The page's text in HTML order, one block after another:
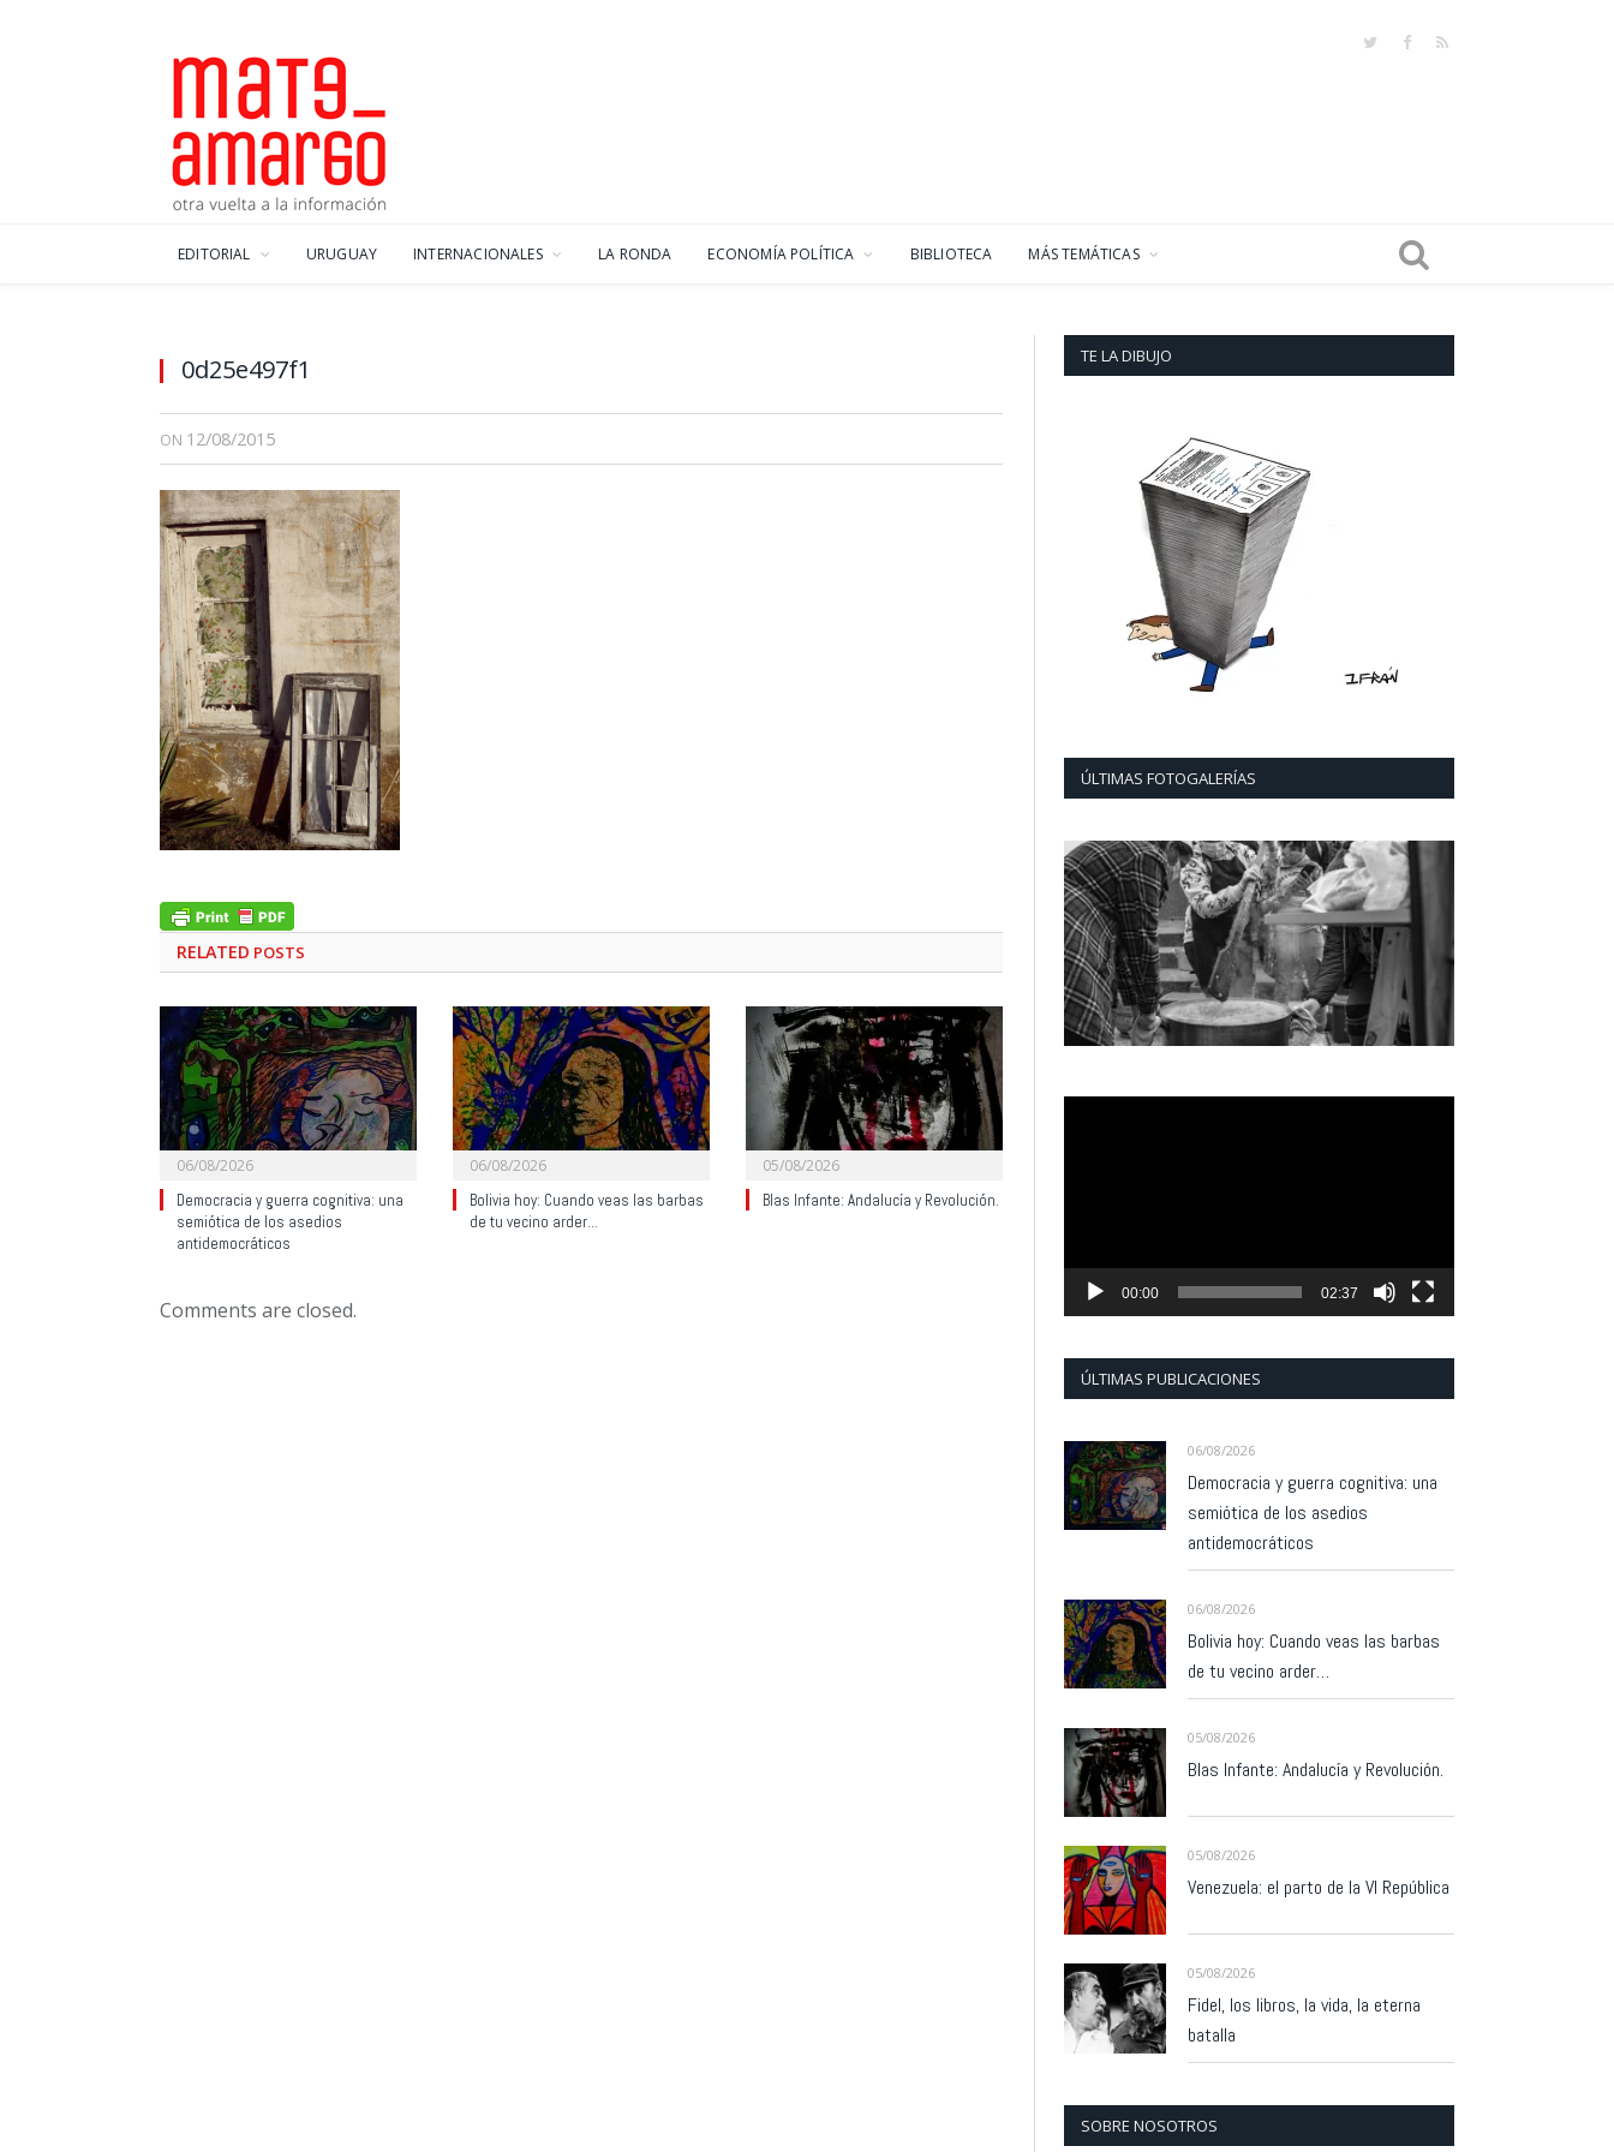
TwitterFacebook
RSS
EDITORIAL URUGUAY INTERNACIONALES LA RONDA ECONOMÍA POLÍTICA BIBLIOTECA MÁS TEMÁTICAS
0d25e497f1
ON 12/08/2015
RELATED POSTS
06/08/2026
Democracia y guerra cognitiva: una
semiótica de los asedios
antidemocráticos
06/08/2026
Bolivia hoy: Cuando veas las barbas
de tu vecino arder…
05/08/2026
Blas Infante: Andalucía y Revolución.
Comments are closed.
TE LA DIBUJO
ÚLTIMAS FOTOGALERÍAS
00:00 02:37
ÚLTIMAS PUBLICACIONES
06/08/2026
Democracia y guerra cognitiva: una
semiótica de los asedios
antidemocráticos
06/08/2026
Bolivia hoy: Cuando veas las barbas
de tu vecino arder…
05/08/2026
Blas Infante: Andalucía y Revolución.
05/08/2026
Venezuela: el parto de la VI República
05/08/2026
Fidel, los libros, la vida, la eterna
batalla
SOBRE NOSOTROS